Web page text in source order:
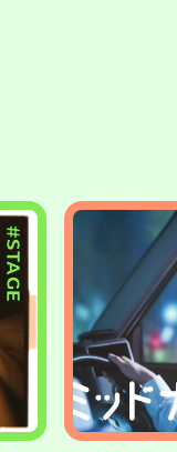
#STAGE